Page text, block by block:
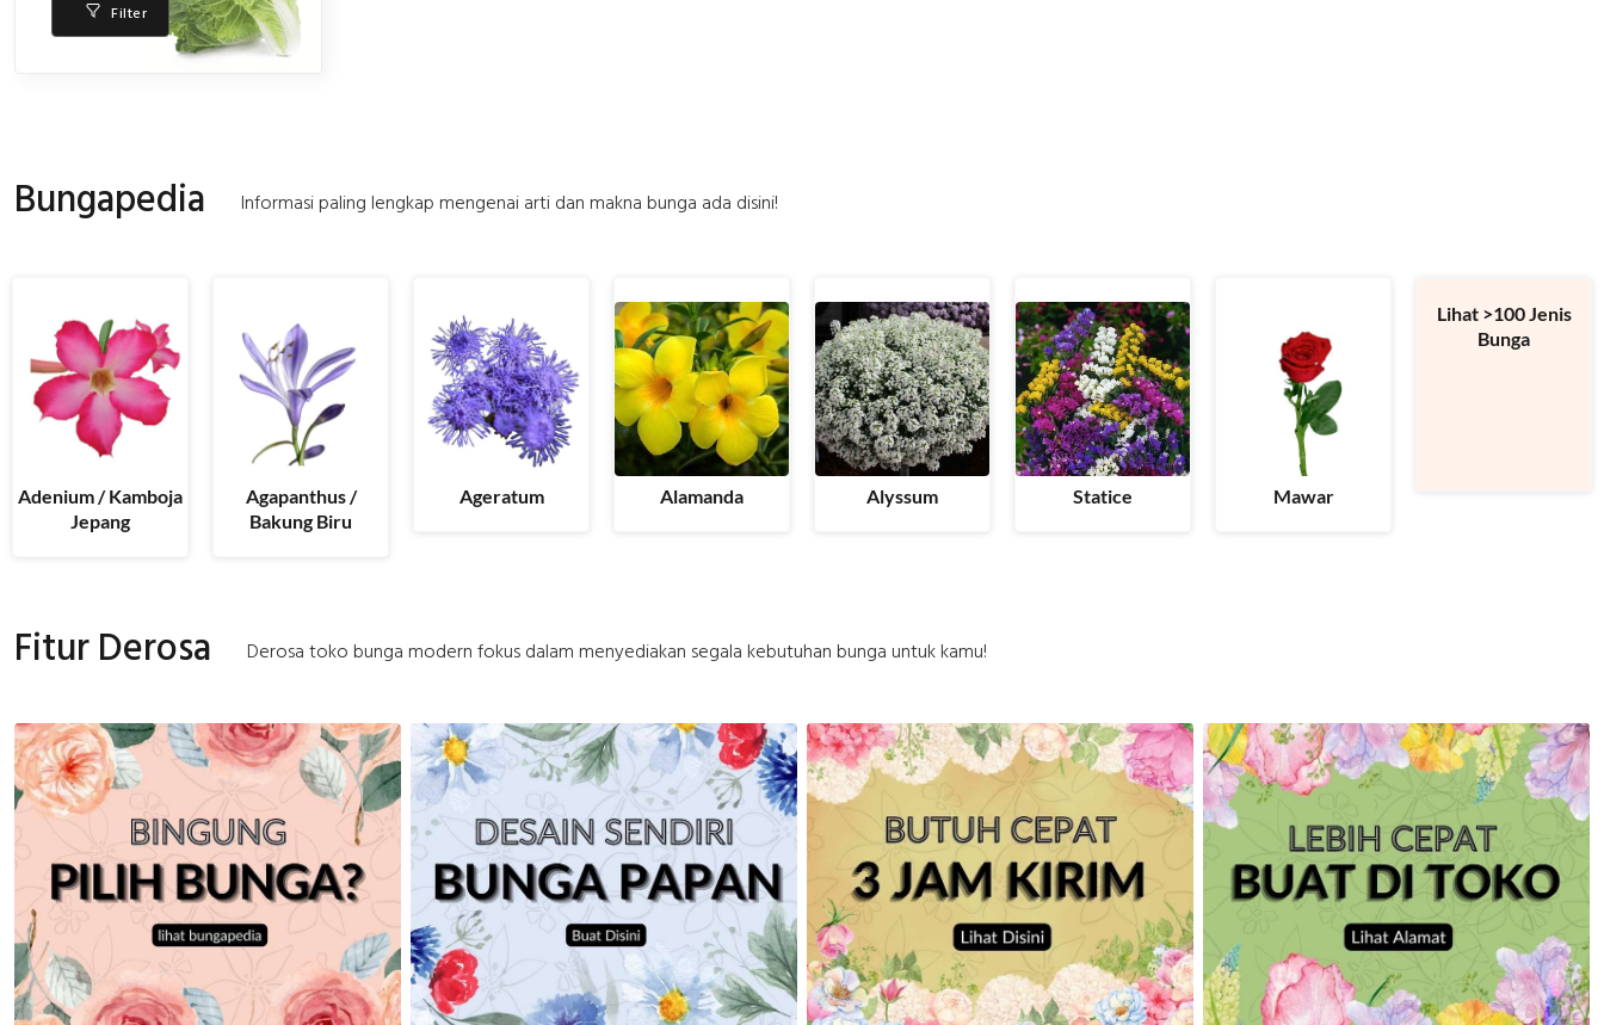
Filter
Bungapedia Informasi paling lengkap mengenai arti dan makna bunga ada disini!
Adenium / Kamboja
Jepang
Agapanthus /
Bakung Biru
Ageratum Alamanda Alyssum Statice Mawar
Lihat >100 Jenis
Bunga
Fitur Derosa Derosa toko bunga modern fokus dalam menyediakan segala kebutuhan bunga untuk kamu!